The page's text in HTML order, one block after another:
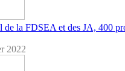
de la FDSEA et des JA, 400
2022